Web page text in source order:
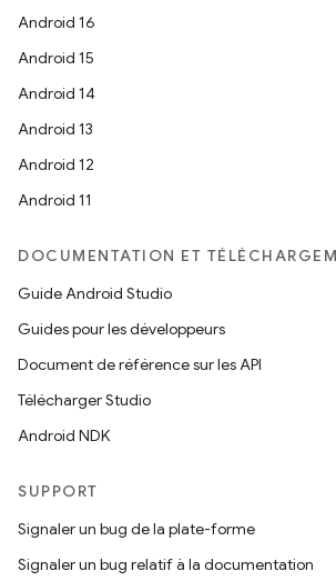
Android 16
Android 15
Android 14
Android 13
Android 12
Android 11
DOCUMENTATION ET
Guide Android Studio
Guides pour les développeurs
Document de référence sur les API
Télécharger Studio
Android NDK
SUPPORT
Signaler un bug de la plate-forme
Signaler un bug relatif à la documentation